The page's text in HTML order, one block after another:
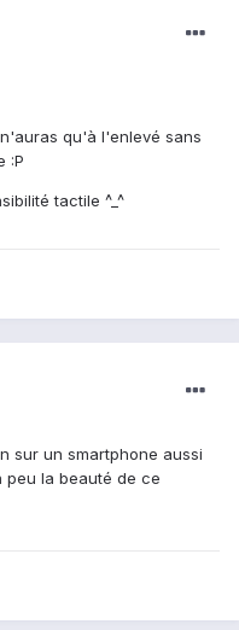
qu'à l'enlevé sans
:P
tactile ^_^
sur un smartphone aussi
peu la beauté de ce